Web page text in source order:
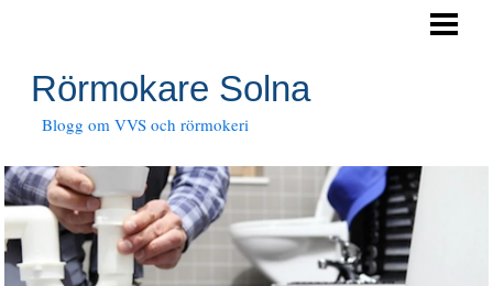
JOUR
Rörmokare Solna
Blogg om VVS och rörmokeri